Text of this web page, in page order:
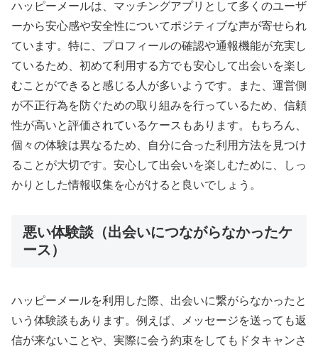
ハッピーメールは、マッチングアプリとして多くのユーザ
ーから安心感や安全性についてポジティブな声が寄せられ
ています。特に、プロフィールの確認や通報機能が充実し
ているため、初めて利用する方でも安心して出会いを楽し
むことができると感じる人が多いようです。また、運営側
が不正行為を防ぐための取り組みを行っているため、信頼
性が高いと評価されているケースもあります。もちろん、
個々の体験は異なるため、自分に合った利用方法を見つけ
ることが大切です。安心して出会いを楽しむために、しっ
かりとした情報収集を心がけると良いでしょう。
悪い体験談（出会いにつながらなかったケ
ース）
ハッピーメールを利用した際、出会いに繋がらなかったと
いう体験談もあります。例えば、メッセージを送っても返
信が来ないことや、実際に会う約束をしてもドタキャンさ